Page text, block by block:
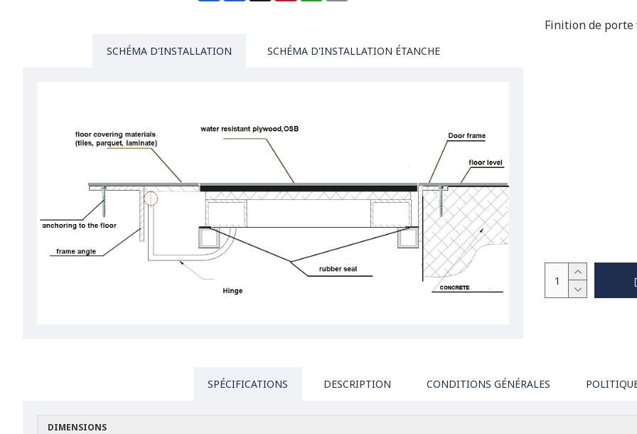
SCHÉMA D'INSTALLATION SCHÉMA D'INSTALLATION ÉTANCHE
Finition de porte
SPÉCIFICATIONS DESCRIPTION CONDITIONS GÉNÉRALES
DIMENSIONS